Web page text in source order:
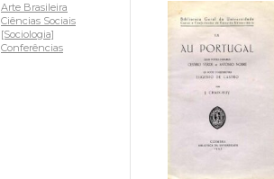
Arte Brasileira
Ciências Sociais
[Sociologia]
Conferências